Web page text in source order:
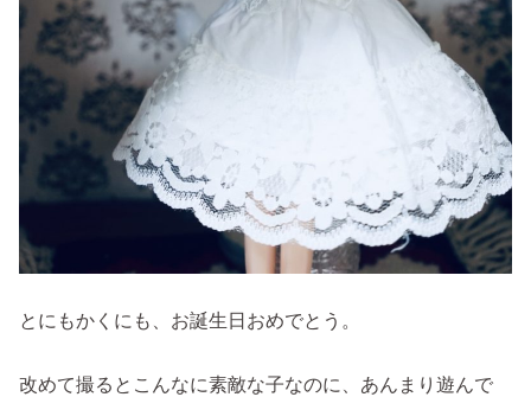
とにもかくにも、お誕生日おめでとう。
改めて撮るとこんなに素敵な子なのに、あんまり遊んで